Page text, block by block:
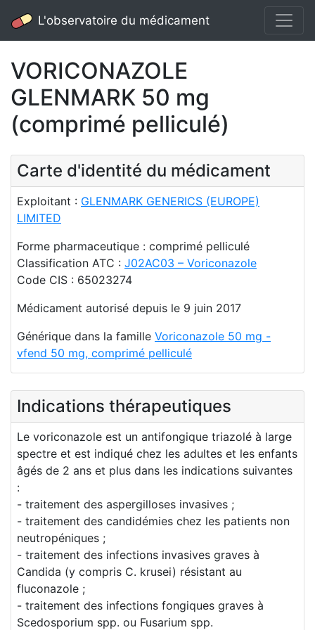
L'observatoire du médicament
VORICONAZOLE
GLENMARK 50 mg
(comprimé pelliculé)
Carte d'identité du médicament
Exploitant : GLENMARK GENERICS (EUROPE)
LIMITED
Forme pharmaceutique : comprimé pelliculé
Classification ATC : J02AC03 – Voriconazole
Code CIS : 65023274
Médicament autorisé depuis le 9 juin 2017
Générique dans la famille Voriconazole 50 mg -
vfend 50 mg, comprimé pelliculé
Indications thérapeutiques
Le voriconazole est un antifongique triazolé à large
spectre et est indiqué chez les adultes et les enfants
âgés de 2 ans et plus dans les indications suivantes
:
- traitement des aspergilloses invasives ;
- traitement des candidémies chez les patients non
neutropéniques ;
- traitement des infections invasives graves à
Candida (y compris C. krusei) résistant au
fluconazole ;
- traitement des infections fongiques graves à
Scedosporium spp. ou Fusarium spp.